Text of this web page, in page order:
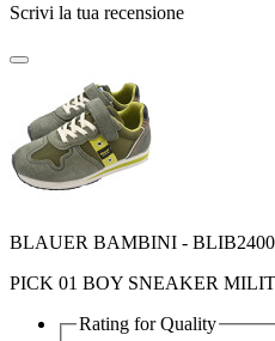
Scrivi la tua recensione
BLAUER BAMBINI -
PICK 01 BOY SNEAKER
Rating forQuality